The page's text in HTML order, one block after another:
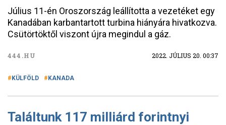
Július 11-én Oroszország leállította a vezetéket egy
Kanadában karbantartott turbina hiányára hivatkozva.
Csütörtöktől viszont újra megindul a gáz.
444.HU 2022. JÚLIUS 20. 00:37
KÜLFÖLD KANADA
Találtunk 117 milliárd forintnyi